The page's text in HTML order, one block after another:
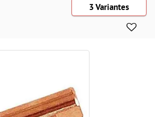
3 Variantes